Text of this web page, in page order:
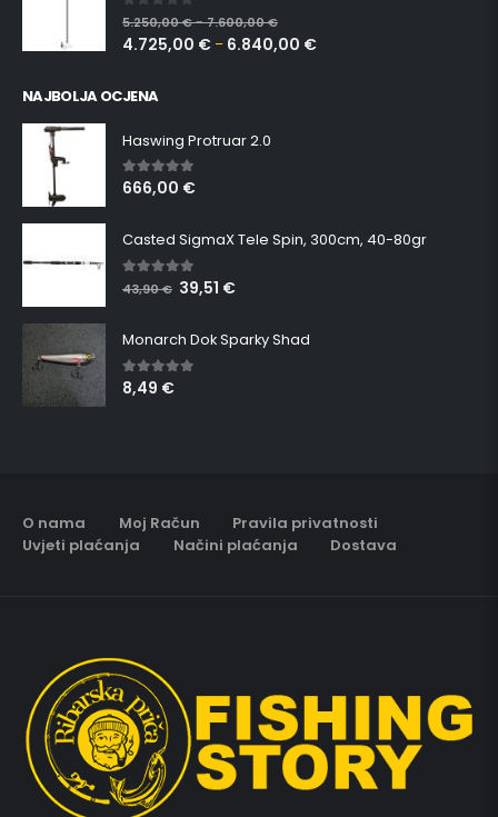
0 out of 5
5.250,00€–7.600,00€
4.725,00 € – 6.840,00 €
NAJBOLJA OCJENA
Haswing Protruar 2.0
5.00 out of 5
666,00 €
Casted SigmaX Tele Spin, 300cm, 40-80gr
5.00 out of 5
43,90€ 39,51 €
Monarch Dok Sparky Shad
5.00 out of 5
8,49 €
O nama Moj Račun
Pravila privatnosti
Uvjeti plaćanja
Načini plaćanja Dostava